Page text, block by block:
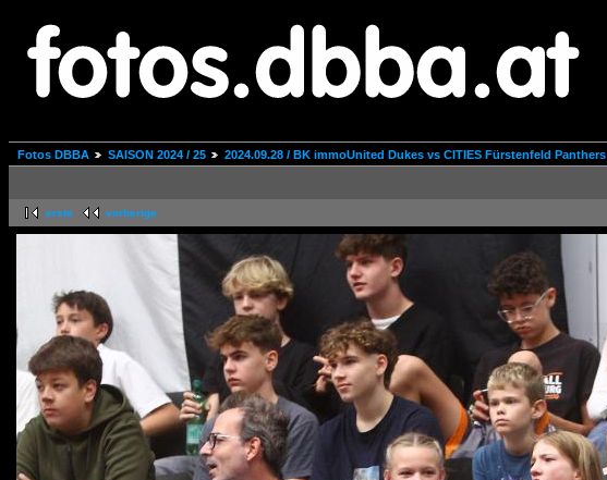
Fotos DBBA SAISON 2024 / 25 2024.09.28 / BK immoUnited Dukes vs CITIES Fürstenfeld Panthers
erste vorherige